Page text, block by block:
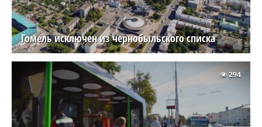
Гомель исключен из чернобыльского списка
294